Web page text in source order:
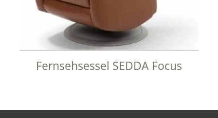
Fernsehsessel SEDDA Focus